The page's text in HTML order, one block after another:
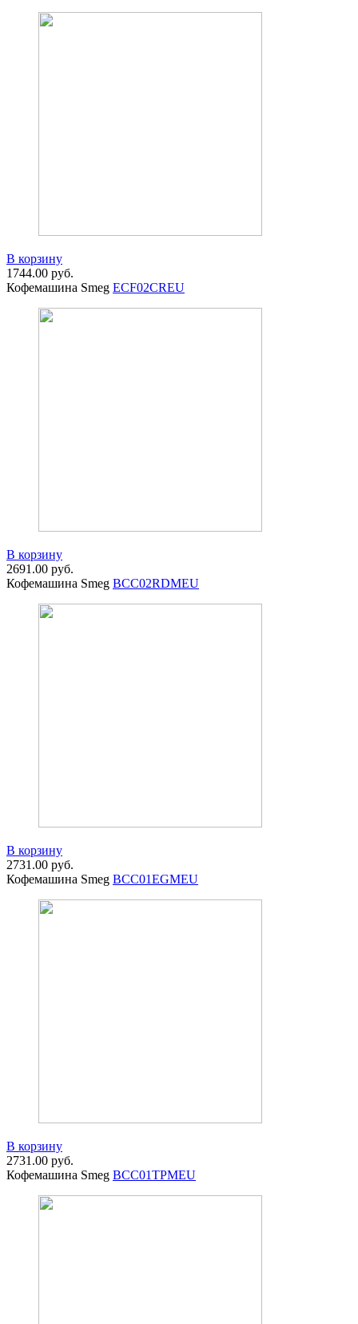
В корзину
1744.00 руб.
Кофемашина Smeg ECF02CREU
В корзину
2691.00 руб.
Кофемашина Smeg BCC02RDMEU
В корзину
2731.00 руб.
Кофемашина Smeg BCC01EGMEU
В корзину
2731.00 руб.
Кофемашина Smeg BCC01TPMEU